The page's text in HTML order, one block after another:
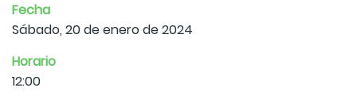
Fecha
Sábado, 20 de enero de 2024
Horario
12:00